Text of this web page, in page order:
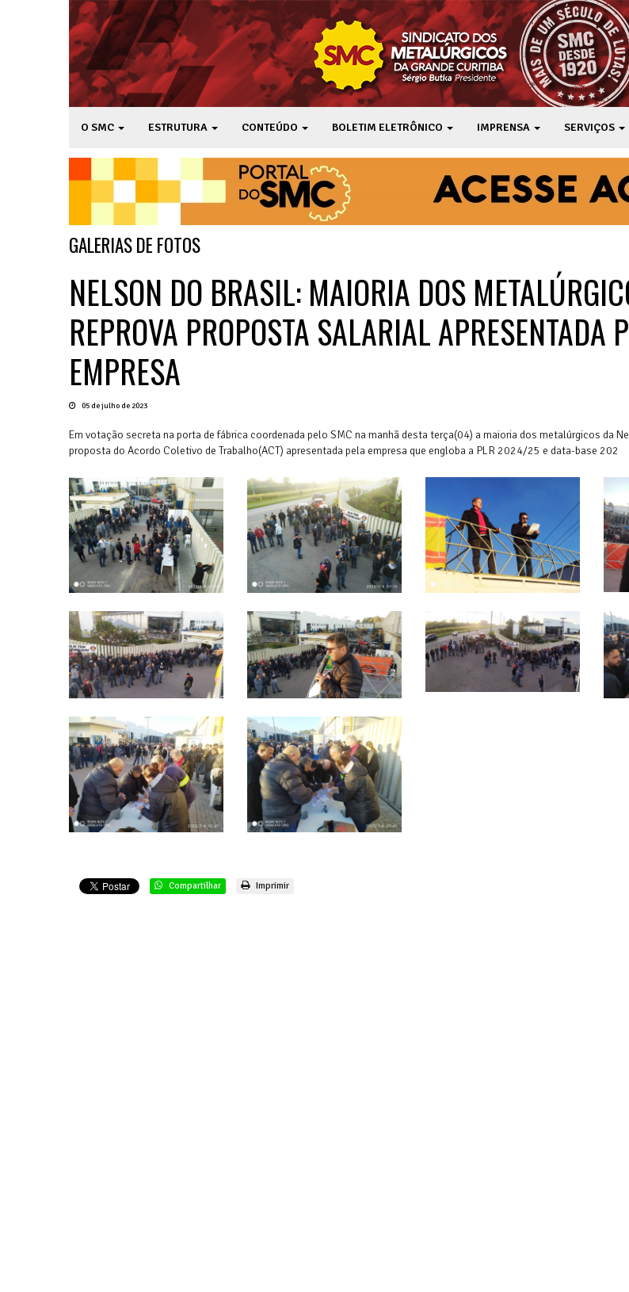
O SMC ESTRUTURA CONTEÚDO BOLETIM ELETRÔNICO IMPRENSA SERVIÇOS
GALERIAS DE FOTOS
NELSON DO BRASIL: MAIORIA DOS
REPROVA PROPOSTA SALARIAL APRESENTADA
EMPRESA
05 de julho de 2023
Em votação secreta na porta de fábrica coordenada pelo SMC na manhã desta terça(04) a maioria dos metalúrgicos da
proposta do Acordo Coletivo de Trabalho(ACT) apresentada pela empresa que engloba a PLR 2024/25 e data-base 202
Compartilhar Imprimir